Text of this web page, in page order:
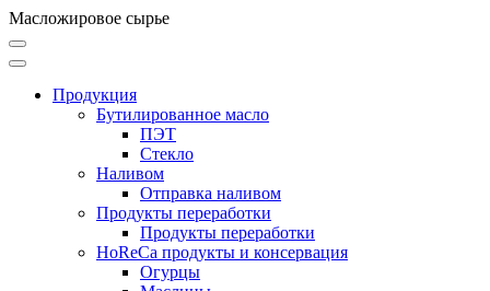
Масложировое сырье
Продукция
Бутилированное масло
ПЭТ
Стекло
Наливом
Отправка наливом
Продукты переработки
Продукты переработки
HoReCa продукты и консервация
Огурцы